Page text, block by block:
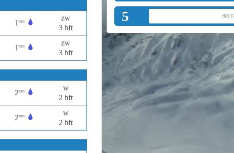
1mm
zw
3 bft
1mm
zw
3 bft
2mm
w
2 bft
2mm
w
2 bft
5